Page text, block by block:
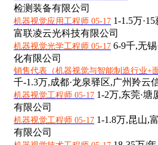
检测装备有限公司
机器视觉应用工程师 05-17 1-1.5万·15
富联凌云光科技有限公司
机器视觉光学工程师 05-17 6-9千,无
化有限公司
销售代表（机器视觉与智能制造行业+
千-1.3万,成都·龙泉驿区,广州羚云
机器视觉工程师 05-17 1-2万,东莞·塘
有限公司
机器视觉工程师 05-17 1-1.8万,昆山,
有限公司